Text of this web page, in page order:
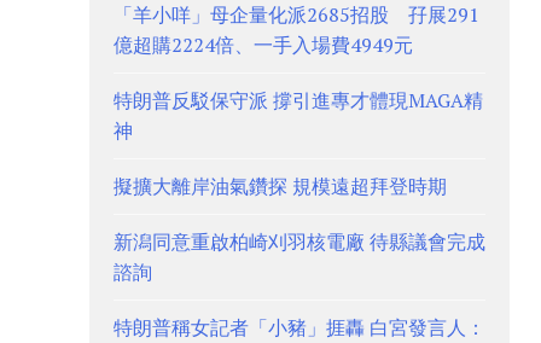
「羊小咩」母企量化派2685招股 孖展291
億超購2224倍、一手入場費4949元
特朗普反駁保守派 撐引進專才體現MAGA精
神
擬擴大離岸油氣鑽探 規模遠超拜登時期
新潟同意重啟柏崎刈羽核電廠 待縣議會完成
諮詢
特朗普稱女記者「小豬」捱轟 白宮發言人：